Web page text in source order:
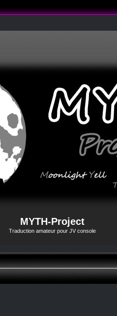
MYTH-Project
Traduction amateur pour JV console